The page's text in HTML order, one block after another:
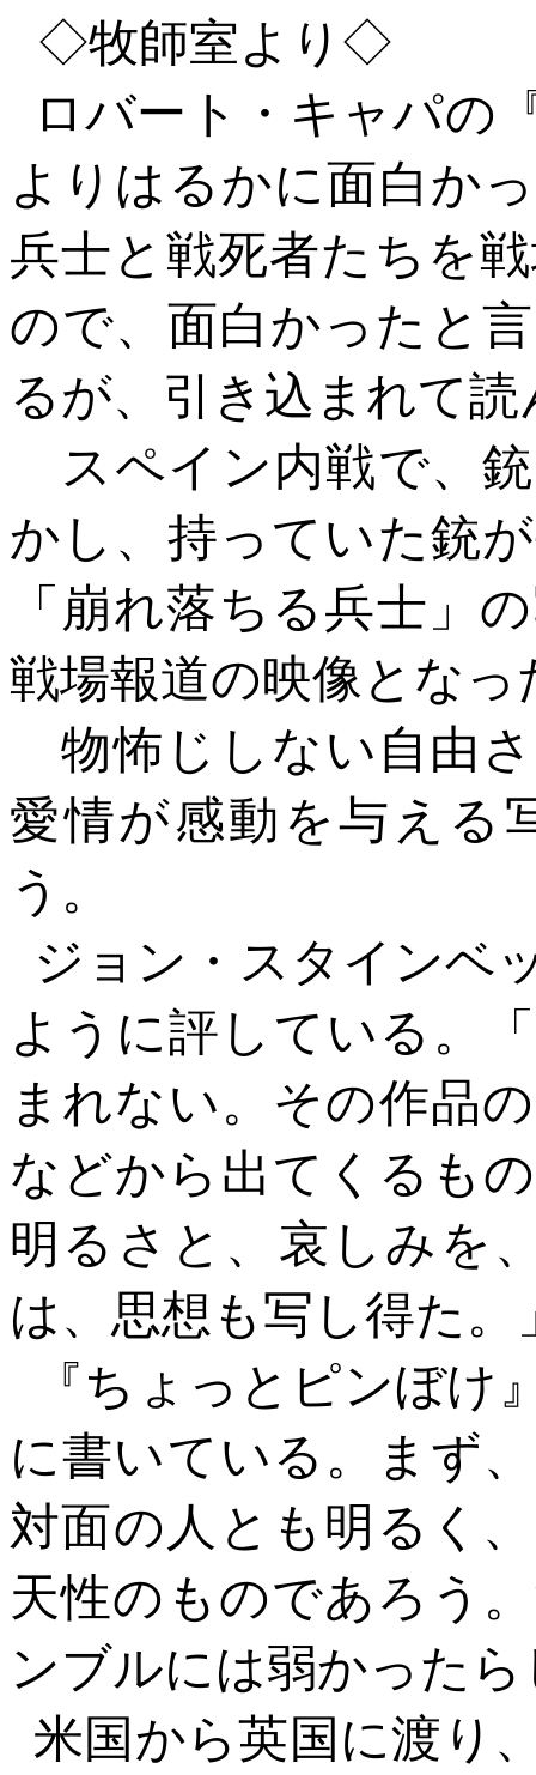
◇牧師室より ◇
ロバート・キャパの
よりはるかに面白か
兵士と戦死者たちを
ので、面白かったと
るが、引き込まれて
スペイン内戦で、
かし、持っていた銃
「崩れ落ちる兵士」
戦場報道の映像となっ
物怖じしない自由
愛情が感動を与える
う。
ジョン・スタインベ
ように評している。
まれない。その作品
などから出てくるも
明るさと、哀しみを
は、思想も写し得た。
『ちょっとピンぼ
に書いている。まず
対面の人とも明るく
天性のものであろう
ンブルには弱かった
米国から英国に渡り